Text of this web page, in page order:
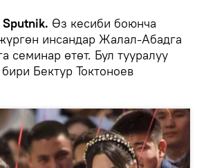
Өз кесиби боюнча
инсандар Жалал-Абадга
семинар өтөт. Бул тууралуу
Бектур Токтоноев